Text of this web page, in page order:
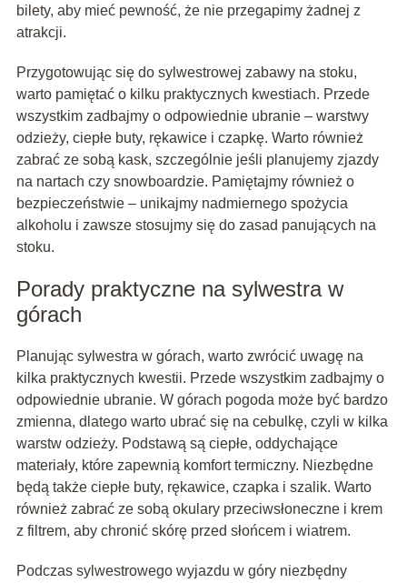
bilety, aby mieć pewność, że nie przegapimy żadnej z
atrakcji.
Przygotowując się do sylwestrowej zabawy na stoku,
warto pamiętać o kilku praktycznych kwestiach. Przede
wszystkim zadbajmy o odpowiednie ubranie – warstwy
odzieży, ciepłe buty, rękawice i czapkę. Warto również
zabrać ze sobą kask, szczególnie jeśli planujemy zjazdy
na nartach czy snowboardzie. Pamiętajmy również o
bezpieczeństwie – unikajmy nadmiernego spożycia
alkoholu i zawsze stosujmy się do zasad panujących na
stoku.
Porady praktyczne na sylwestra w
górach
Planując sylwestra w górach, warto zwrócić uwagę na
kilka praktycznych kwestii. Przede wszystkim zadbajmy o
odpowiednie ubranie. W górach pogoda może być bardzo
zmienna, dlatego warto ubrać się na cebulkę, czyli w kilka
warstw odzieży. Podstawą są ciepłe, oddychające
materiały, które zapewnią komfort termiczny. Niezbędne
będą także ciepłe buty, rękawice, czapka i szalik. Warto
również zabrać ze sobą okulary przeciwsłoneczne i krem
z filtrem, aby chronić skórę przed słońcem i wiatrem.
Podczas sylwestrowego wyjazdu w góry niezbędny